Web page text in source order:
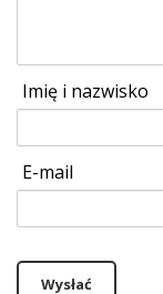
Imię i nazwisko
E-mail
Wysłać